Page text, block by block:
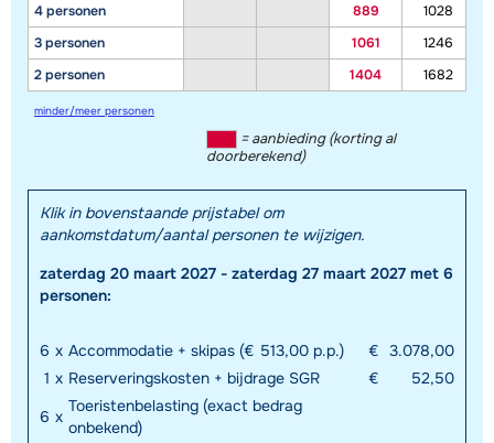
Toon alle accommodaties in dit gebied
Deze kaart geeft een indicatie van de ligging van onze accommodaties. De
4 personen
3 personen
2 personen
889
1028
1061
1246
1404
1682
minder/meer personen
= aanbieding (korting al
doorberekend)
Klik in bovenstaande prijstabel om
aankomstdatum/aantal personen te wijzigen.
zaterdag 20 maart 2027 - zaterdag 27 maart 2027 met 6
personen:
6 x Accommodatie + skipas (€ 513,00 p.p.) € 3.078,00
1 x Reserveringskosten + bijdrage SGR €
52,50
6 x
Toeristenbelasting (exact bedrag
onbekend)